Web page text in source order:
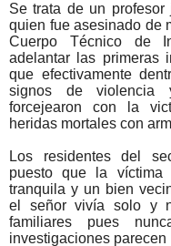
Se trata de un
quien fue asesinado de
Cuerpo Técnico de
adelantar las primeras
que efectivamente
signos de violencia
forcejearon con la
heridas mortales con
Los residentes del
puesto que la
tranquila y un bien
el señor vivía solo y
familiares pues
investigaciones